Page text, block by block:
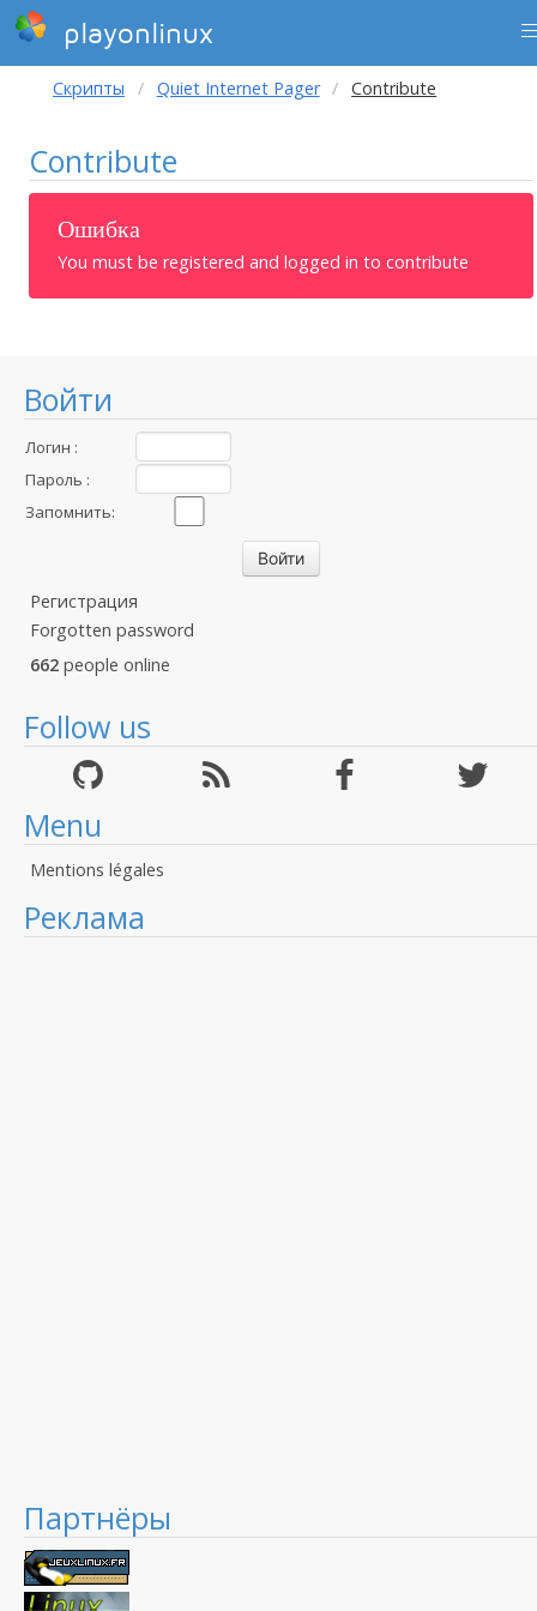
playonlinux
Войти
Логин :
Пароль :
Запомнить:
Регистрация
Forgotten password
662 people online
Follow us
Menu
Mentions légales
Реклама
Партнёры
Скрипты Quiet Internet Pager Contribute
Contribute
Ошибка
You must be registered and logged in to contribute